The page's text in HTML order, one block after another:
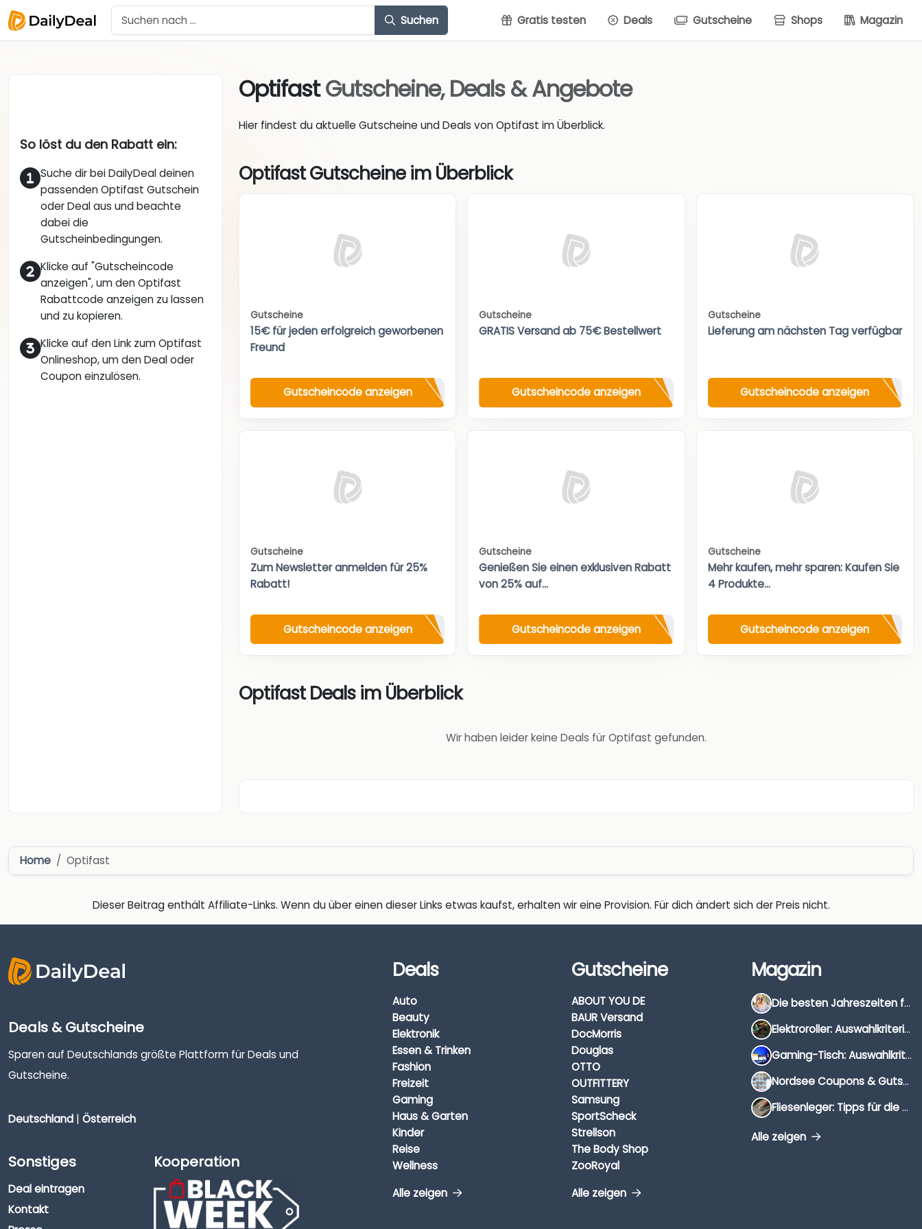
Suchen Gratis testen Deals Gutscheine Shops Magazin
So löst du den Rabatt ein:
Suche dir bei DailyDeal deinen
passenden Optifast Gutschein
oder Deal aus und beachte
dabei die
Gutscheinbedingungen.
Klicke auf "Gutscheincode
anzeigen", um den Optifast
Rabattcode anzeigen zu lassen
und zu kopieren.
Klicke auf den Link zum Optifast
Onlineshop, um den Deal oder
Coupon einzulösen.
OptifastGutscheine, Deals & Angebote
Hier findest du aktuelle Gutscheine und Deals von Optifast im Überblick.
Optifast Gutscheine im Überblick
Gutscheine
15€ für jeden erfolgreich geworbenen
Freund
Gutscheincode anzeigen
Gutscheine
GRATIS Versand ab 75€ Bestellwert
Gutscheincode anzeigen
Gutscheine
Lieferung am nächsten Tag verfügbar
Gutscheincode anzeigen
Gutscheine
Zum Newsletter anmelden für 25%
Rabatt!
Gutscheincode anzeigen
Gutscheine
Genießen Sie einen exklusiven Rabatt
von 25% auf...
Gutscheincode anzeigen
Gutscheine
Mehr kaufen, mehr sparen: Kaufen Sie
4 Produkte...
Gutscheincode anzeigen
Optifast Deals im Überblick
Wir haben leider keine Deals für Optifast gefunden.
Home Optifast
Dieser Beitrag enthält Affiliate-Links. Wenn du über einen dieser Links etwas kaufst, erhalten wir eine Provision. Für dich ändert sich der Preis nicht.
Deals & Gutscheine
Sparen auf Deutschlands größte Plattform für Deals und
Gutscheine.
Deutschland | Österreich
Sonstiges
Deal eintragen
Kontakt
Kooperation
Deals
Auto
Beauty
Elektronik
Essen & Trinken
Fashion
Freizeit
Gaming
Haus & Garten
Kinder
Reise
Wellness
Alle zeigen
Gutscheine
ABOUT YOU DE
BAUR Versand
DocMorris
Douglas
OTTO
OUTFITTERY
Samsung
SportScheck
Strellson
The Body Shop
ZooRoyal
Alle zeigen
Magazin
Die besten Jahreszeiten für Schnäppchenjäger
Elektroroller: Auswahlkriterien, Unterschiede & Tipps
Gaming-Tisch: Auswahlkriterien, Unterschiede & Tipps
Nordsee Coupons & Gutscheine 2026
Fliesenleger: Tipps für die Auswahl
Alle zeigen